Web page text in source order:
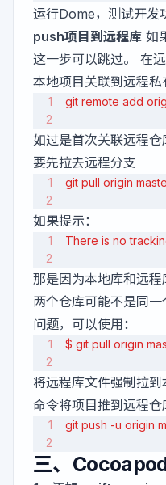
运行Dome，测试开发
push项目到远程库 如
这一步可以跳过。 在
本地项目关联到远程私
git remote add
如过是首次关联远程
要先拉去远程分支
git pull origin
如果提示：
There is no
那是因为本地库和远
两个仓库可能不是同
问题，可以使用：
$ git pull origin
将远程库文件强制拉
命令将项目推到远程仓
git push -u origin
三、